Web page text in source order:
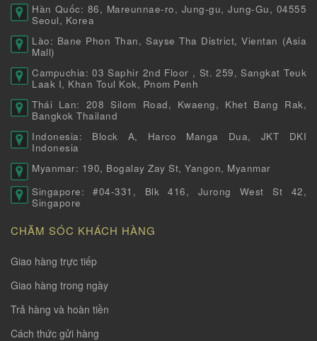
Hàn Quốc: 86, Mareunnae-ro, Jung-gu, Jung-Gu, 04555
Seoul, Korea
Lào: Bane Phon Than, Sayse Tha District, Vientan (Asia
Mall)
Campuchia: 03 Saphir 2nd Floor , St. 259, Sangkat Teuk
Laak I, Khan Toul Kok, Pnom Penh
Thái Lan: 208 Silom Road, Kwaeng, Khet Bang Rak,
Bangkok Thailand
Indonesia: Block A, Harco Manga Dua, JKT DKI
Indonesia
Myanmar: 190, Bogalay Zay St, Yangon, Myanmar
Singapore: #04-331, Blk 416, Jurong West St 42,
Singapore
CHĂM SÓC KHÁCH HÀNG
Giao hàng trực tiếp
Giao hàng trong ngày
Trả hàng và hoàn tiền
Cách thức gửi hàng